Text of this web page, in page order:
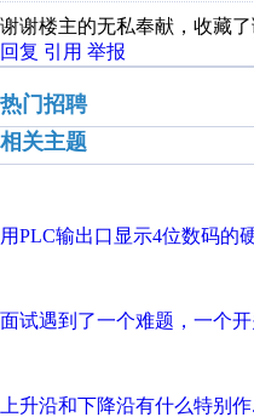
谢谢楼主的无私奉献，收藏
回复 引用 举报
热门招聘
相关主题
用PLC输出口显示4位数码的
面试遇到了一个难题，一个开
上升沿和下降沿有什么特别作